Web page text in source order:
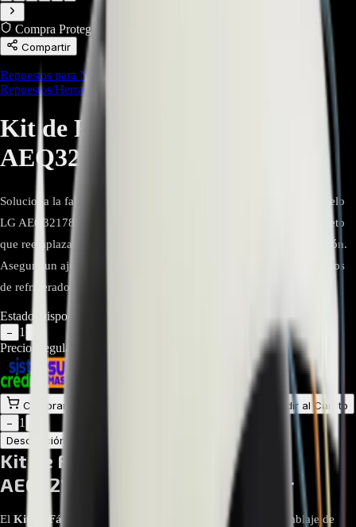
Compra Protegida
Compartir
Repuestos para Neveras
Repuestos/Herramientas
Kit de Fábrica de Hielo LG
AEQ32178403 - REP-3821
Soluciona la falta de hielo en tu nevera con el Kit de Fábrica de Hielo
LG AEQ32178403. Este repuesto original es un ensamblaje completo
que reemplaza toda la unidad defectuosa, simplificando la reparación.
Asegura un ajuste perfecto y rendimiento fiable en múltiples modelos
de refrigeradores LG.
Estado: Disponible
− 1
Precio Regular:
180.000
Comprar en línea
Añadir al Carrito
−
1
Descripción
Kit de Fábrica de Hielo LG
AEQ32178403 para Refrigerador
El Kit de Fábrica de Hielo LG AEQ32178403
es el ensamblaje de